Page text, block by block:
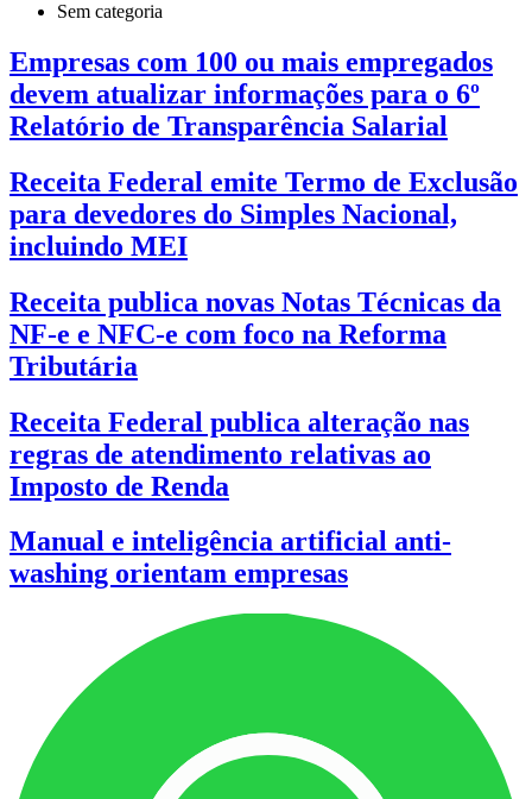
Sem categoria
Empresas com 100 ou mais empregados
devem atualizar informações para o 6º
Relatório de Transparência Salarial
Receita Federal emite Termo de Exclusão
para devedores do Simples Nacional,
incluindo MEI
Receita publica novas Notas Técnicas da
NF-e e NFC-e com foco na Reforma
Tributária
Receita Federal publica alteração nas
regras de atendimento relativas ao
Imposto de Renda
Manual e inteligência artificial anti-
washing orientam empresas